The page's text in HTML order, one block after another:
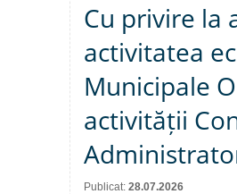
Cu privire la
activitatea
Municipale
activității
Publicat: 28.07.2026